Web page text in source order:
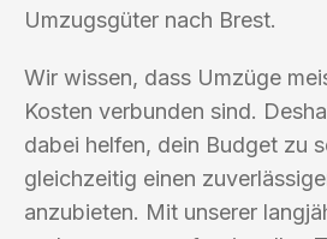
Umzugsgüter nach Brest.
Wir wissen, dass Umzüge
Kosten verbunden sind.
dabei helfen, dein Budget zu
gleichzeitig einen
anzubieten. Mit unserer